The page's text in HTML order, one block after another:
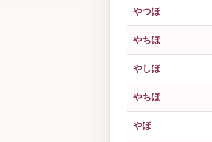
やつほ
やちほ
やしほ
やちほ
やほ